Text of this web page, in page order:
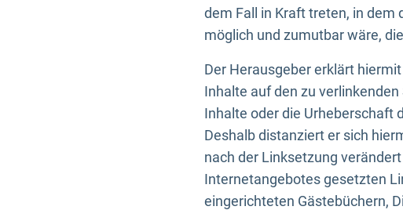
dem Fall in Kraft treten, in dem
möglich und zumutbar wäre,
Der Herausgeber erklärt
Inhalte auf den zu
Inhalte oder die Urheberschaft
Deshalb distanziert er sich
nach der Linksetzung
Internetangebotes gesetzten
eingerichteten Gästebüchern,